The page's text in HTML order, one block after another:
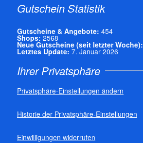
Gutschein Statistik
Gutscheine & Angebote: 454
Shops: 2568
Neue Gutscheine (seit letzter Woche):
Letztes Update: 7. Januar 2026
Ihrer Privatsphäre
Privatsphäre-Einstellungen ändern
Historie der Privatsphäre-Einstellungen
Einwilligungen widerrufen